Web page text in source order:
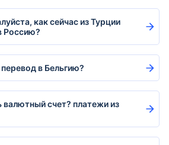
как сейчас из Турции
Россию?
в Бельгию?
счет? платежи из